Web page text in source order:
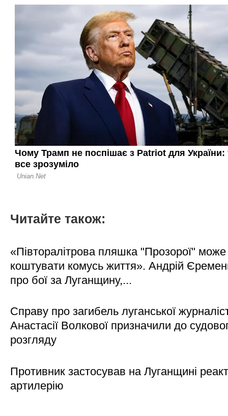
Читайте також:
«Півторалітрова пляшка "Прозорої" може
коштувати комусь життя». Андрій
про бої за Луганщину,...
Справу про загибель луганської
Анастасії Волкової призначили до
розгляду
Противник застосував на Луганщині
артилерію